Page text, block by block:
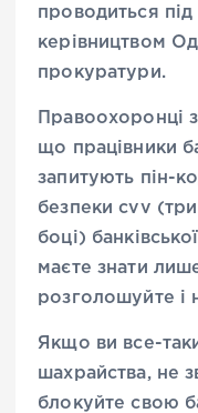
проводиться
керівництвом
прокуратури.
Правоохоронці
що працівники
запитують пін-
безпеки cvv
боці)
маєте знати
розголошуйте і
Якщо ви все-
шахрайства, не
блокуйте свою